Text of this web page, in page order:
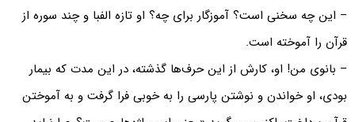
– این چه سخنی است؟ آموزگار برای چه؟ او تازه الفبا و چند سوره از
قرآن را آموخته است.
– بانوی من! او، کارش از این حرف‌ها گذشته، در این مدت که بیمار
بودی، او خواندن و نوشتن پارسی را به خوبی فرا گرفت و به آموختن